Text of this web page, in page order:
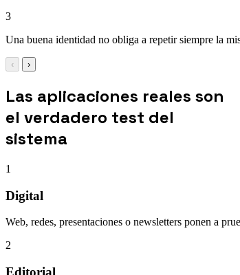
3
Una buena identidad no obliga a repetir siempre la
‹ ›
Las aplicaciones reales son
el verdadero test del
sistema
1
Digital
Web, redes, presentaciones o newsletters ponen a
2
Editorial